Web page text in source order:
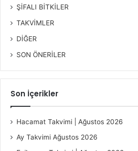
ŞİFALI BİTKİLER
TAKVİMLER
DİĞER
SON ÖNERİLER
Son İçerikler
Hacamat Takvimi | Ağustos 2026
Ay Takvimi Ağustos 2026